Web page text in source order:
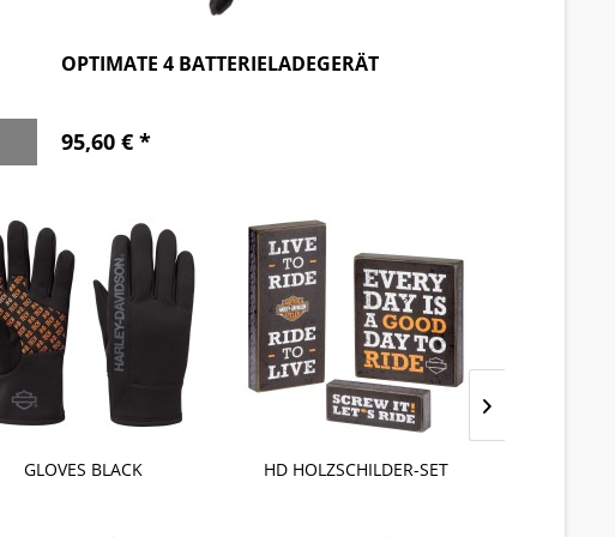
OPTIMATE 4 BATTERIELADEGERÄT
95,60 € *
HD HOLZSCHILDER-SET H-D UHR BRAUN